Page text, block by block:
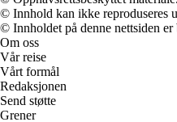
© Innhold kan ikke reproduseres
© Innholdet på denne nettsiden
Om oss
Vår reise
Vårt formål
Redaksjonen
Send støtte
Grener